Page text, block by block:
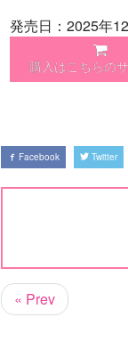
発売日：2025年
購入はこちらの
Facebook Twitter
« Prev